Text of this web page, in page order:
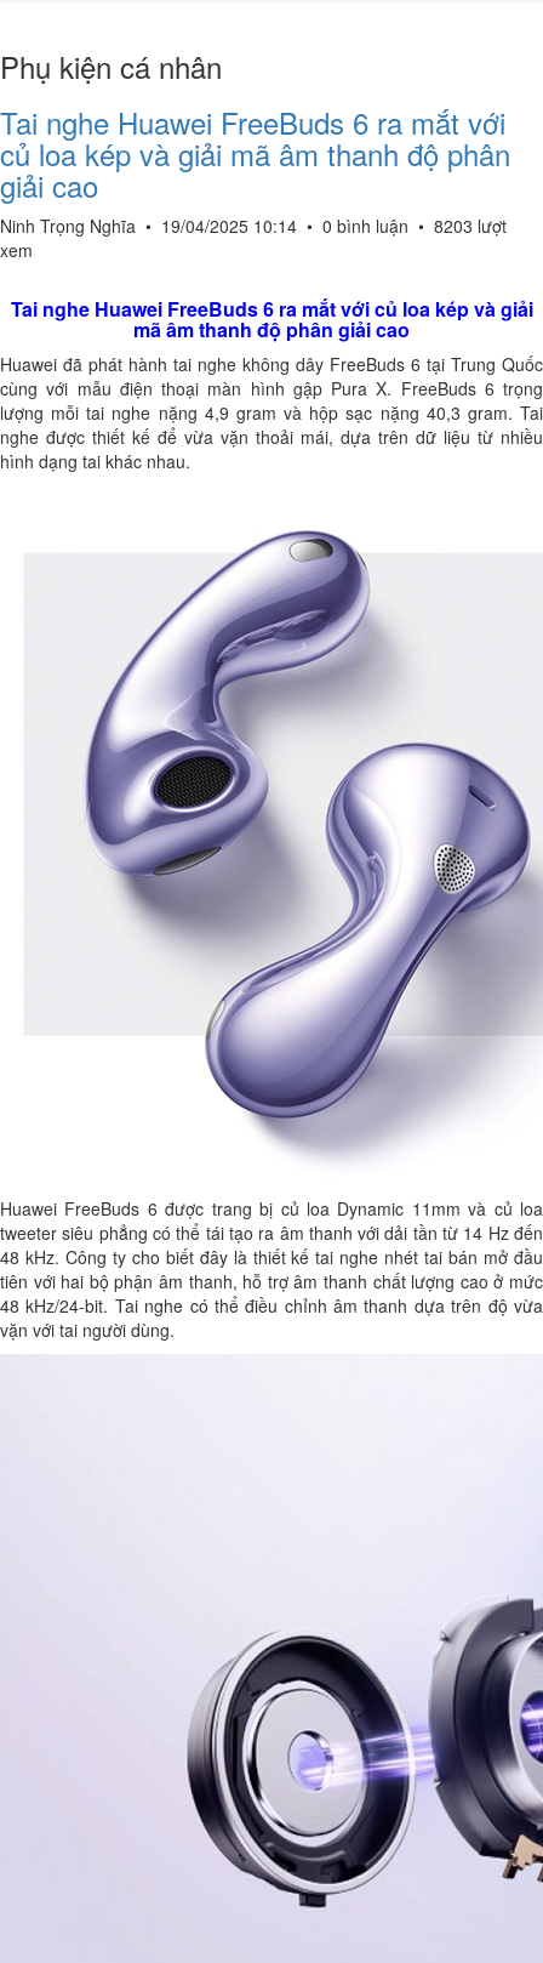
Phụ kiện cá nhân
Tai nghe Huawei FreeBuds 6 ra mắt với
củ loa kép và giải mã âm thanh độ phân
giải cao
Ninh Trọng Nghĩa • 19/04/2025 10:14 • 0 bình luận • 8203 lượt
xem
Tai nghe Huawei FreeBuds 6 ra mắt với củ loa kép và giải
mã âm thanh độ phân giải cao
Huawei đã phát hành tai nghe không dây FreeBuds 6 tại Trung Quốc
cùng với mẫu điện thoại màn hình gập Pura X. FreeBuds 6 trọng
lượng mỗi tai nghe nặng 4,9 gram và hộp sạc nặng 40,3 gram. Tai
nghe được thiết kế để vừa vặn thoải mái, dựa trên dữ liệu từ nhiều
hình dạng tai khác nhau.
Huawei FreeBuds 6 được trang bị củ loa Dynamic 11mm và củ loa
tweeter siêu phẳng có thể tái tạo ra âm thanh với dải tần từ 14 Hz đến
48 kHz. Công ty cho biết đây là thiết kế tai nghe nhét tai bán mở đầu
tiên với hai bộ phận âm thanh, hỗ trợ âm thanh chất lượng cao ở mức
48 kHz/24-bit. Tai nghe có thể điều chỉnh âm thanh dựa trên độ vừa
vặn với tai người dùng.